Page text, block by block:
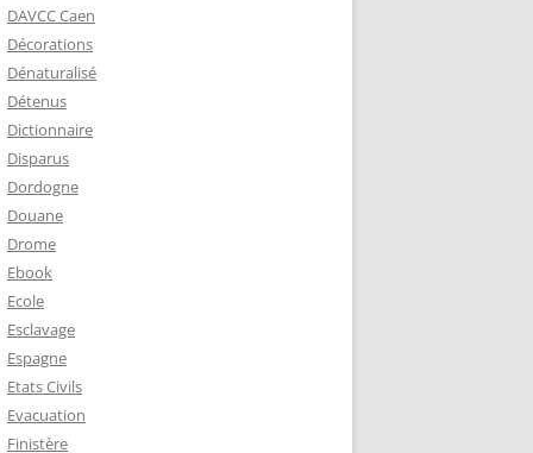
DAVCC Caen
Décorations
Dénaturalisé
Détenus
Dictionnaire
Disparus
Dordogne
Douane
Drome
Ebook
Ecole
Esclavage
Espagne
Etats Civils
Evacuation
Finistère